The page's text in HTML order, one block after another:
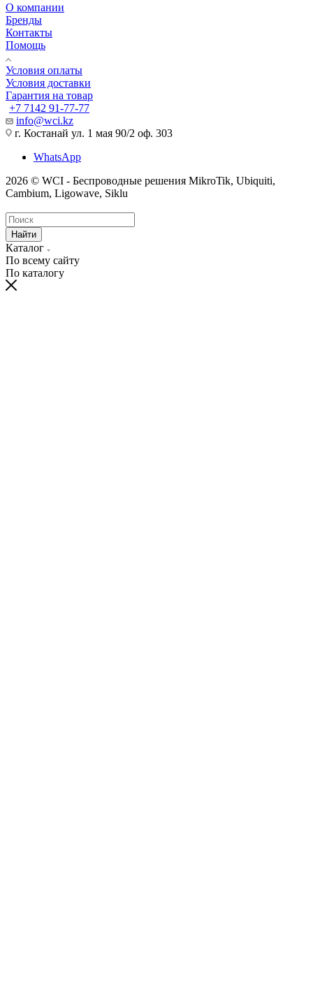
О компании
Бренды
Контакты
Помощь
Условия оплаты
Условия доставки
Гарантия на товар
+7 7142 91-77-77
info@wci.kz
г. Костанай ул. 1 мая 90/2 оф. 303
WhatsApp
2026 © WCI - Беспроводные решения MikroTik, Ubiquiti,
Cambium, Ligowave, Siklu
Найти
Каталог
По всему сайту
По каталогу